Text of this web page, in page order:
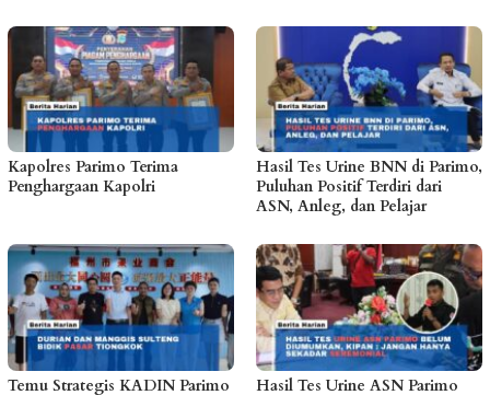
Kapolres Parimo Terima
Penghargaan Kapolri
Hasil Tes Urine BNN di Parimo,
Puluhan Positif Terdiri dari
ASN, Anleg, dan Pelajar
Temu Strategis KADIN Parimo Hasil Tes Urine ASN Parimo